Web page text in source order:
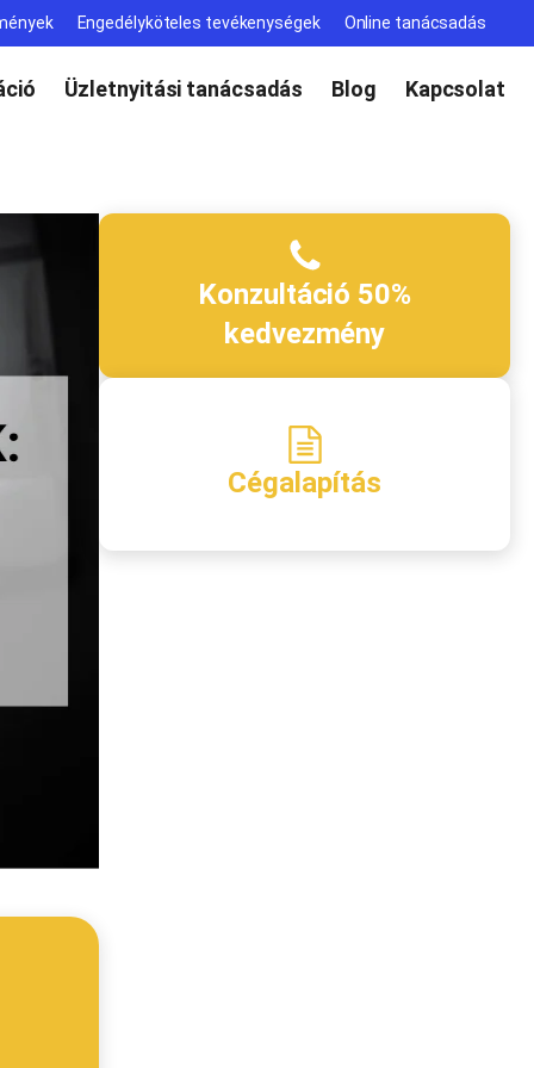
Engedélyköteles tevékenységek Online tanácsadás
Üzletnyitási tanácsadás Blog Kapcsolat
Konzultáció 50%
kedvezmény
Cégalapítás